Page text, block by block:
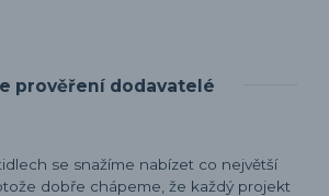
prověření dodavatelé
se snažíme nabízet co největší
dobře chápeme, že každý projekt